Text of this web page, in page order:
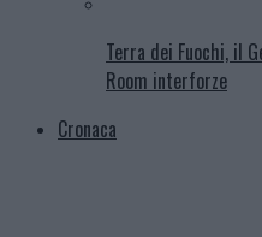
Terra dei Fuochi, il
Room interforze
Cronaca